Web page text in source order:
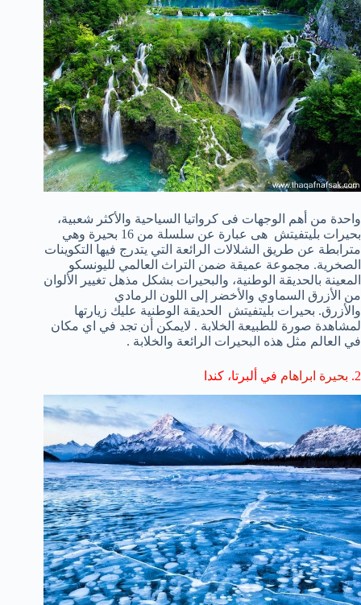
واحدة من أهم الوجهات فى كرواتيا السياحية والأكثر شعبية،
بحيرات بليتفيتش هى عبارة عن سلسلة من 16 بحيرة وهي
مترابطة عن طريق الشلالات الر ائعة التي يتدرج فيها التكوينات
الصخرية. مجموعة عميقة ضمن التراث العالمي لليونسكو
المعينة بالحديقة الوطنية، والبحيرات بشكل مذهل تغيير
الألوان
من الأزرق السماوي والأخضر
إلى اللون الرمادي
والأزرق. بحيرات بليتفيتش الحديقة الوطنية عليك زيارتها
لمشاهدة صورة للطبيعة الخلابة . لايمكن أن تجد في اي مكان
في العالم مثل هذه البحيرات الرائعة والخلابة .
2
. بحيرة ابراهام في ألبرتا، كندا